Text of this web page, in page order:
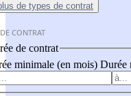
de types de contrat
CONTRAT
de contrat
minimale (en mois) Durée